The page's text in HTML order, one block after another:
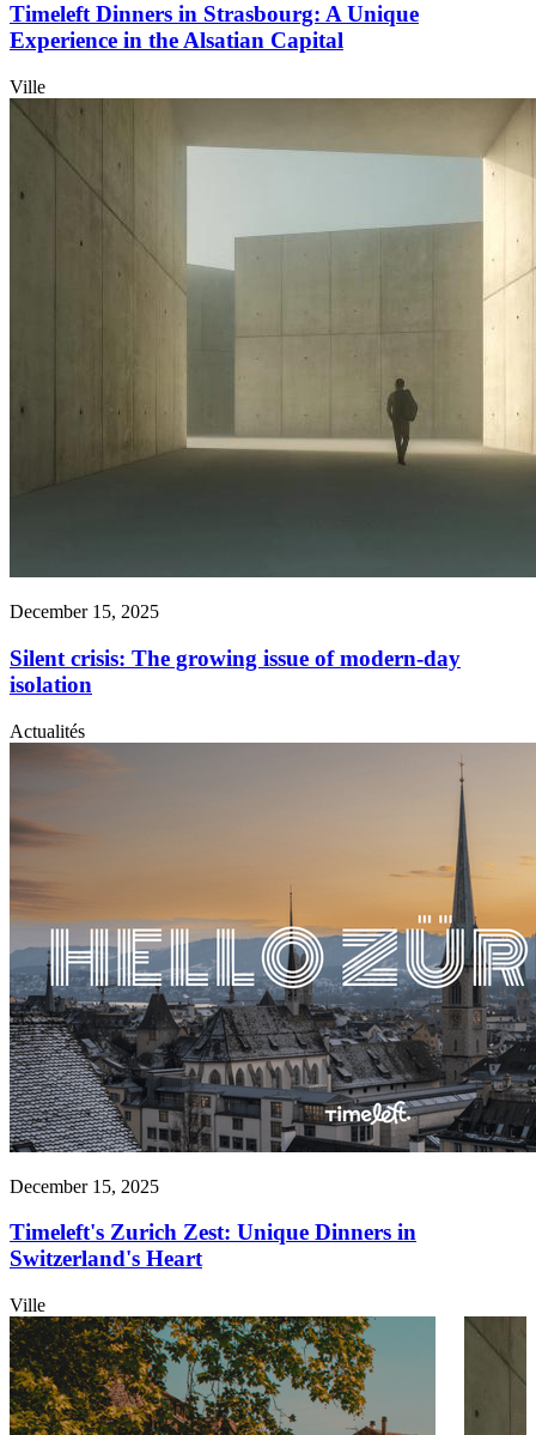
Timeleft Dinners in Strasbourg: A Unique
Experience in the Alsatian Capital
Ville
December 15, 2025
Silent crisis: The growing issue of modern-day
isolation
Actualités
December 15, 2025
Timeleft's Zurich Zest: Unique Dinners in
Switzerland's Heart
Ville